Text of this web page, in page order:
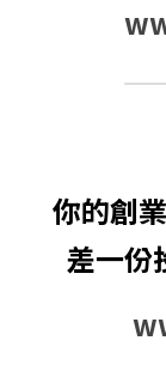
你的創
差一份